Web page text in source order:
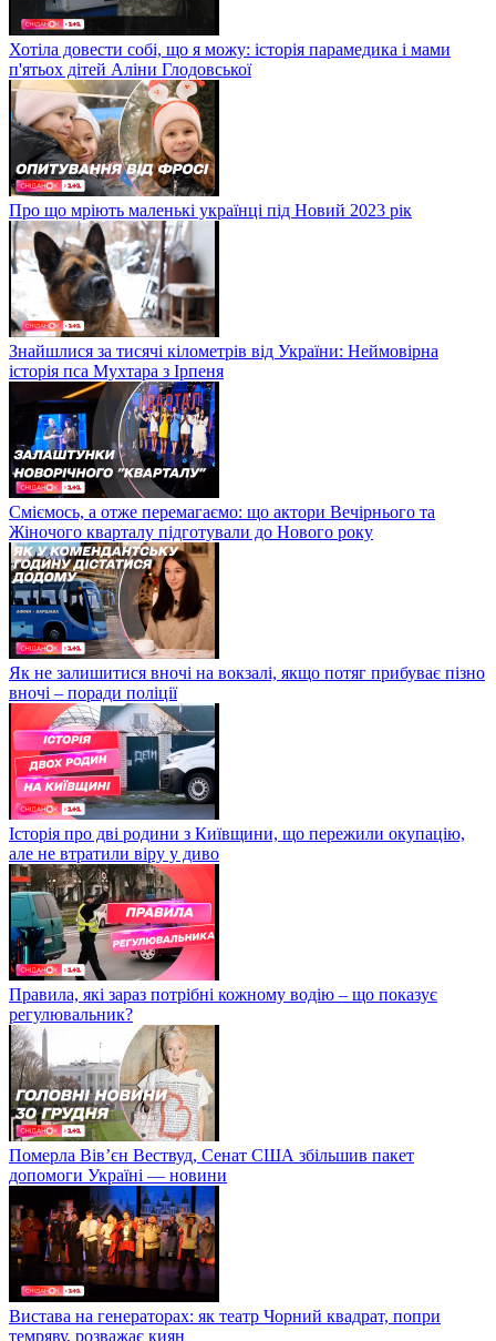
Хотіла довести собі, що я можу: історія парамедика і мами
п'ятьох дітей Аліни Глодовської
Про що мріють маленькі українці під Новий 2023 рік
Знайшлися за тисячі кілометрів від України: Неймовірна
історія пса Мухтара з Ірпеня
Сміємось, а отже перемагаємо: що актори Вечірнього та
Жіночого кварталу підготували до Нового року
Як не залишитися вночі на вокзалі, якщо потяг прибуває пізно
вночі – поради поліції
Історія про дві родини з Київщини, що пережили окупацію,
але не втратили віру у диво
Правила, які зараз потрібні кожному водію – що показує
регулювальник?
Померла Вівʼєн Вествуд, Сенат США збільшив пакет
допомоги Україні — новини
Вистава на генераторах: як театр Чорний квадрат, попри
темряву, розважає киян